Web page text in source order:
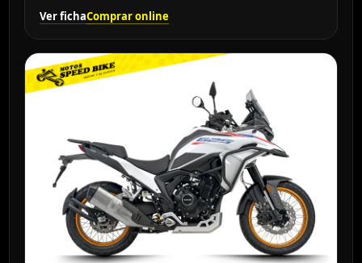
Ver fichaComprar online